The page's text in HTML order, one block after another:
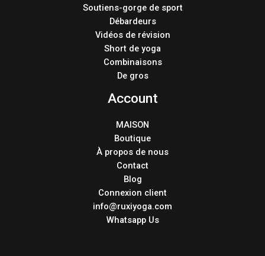
Soutiens-gorge de sport
Débardeurs
Vidéos de révision
Short de yoga
Combinaisons
De gros
Account
MAISON
Boutique
À propos de nous
Contact
Blog
Connexion client
info@ruxiyoga.com
Whatsapp Us